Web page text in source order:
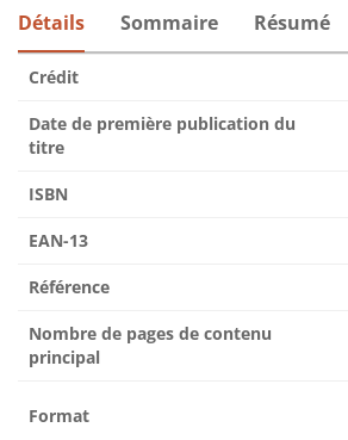
Détails Sommaire Résumé
Crédit
Date de première publication du
titre
ISBN
EAN-13
Référence
Nombre de pages de contenu
principal
Format